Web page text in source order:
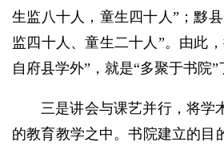
生监八十人，童生四十人”；黟
监四十人、童生二十人”。由此
自府县学外”，就是“多聚于书院”
三是讲会与课艺并行，将学
的教育教学之中。书院建立的目